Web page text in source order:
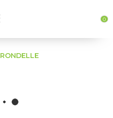
0
RONDELLE